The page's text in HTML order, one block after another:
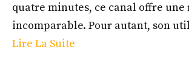
quatre minutes, ce canal offre
incomparable. Pour autant, son
Lire La Suite